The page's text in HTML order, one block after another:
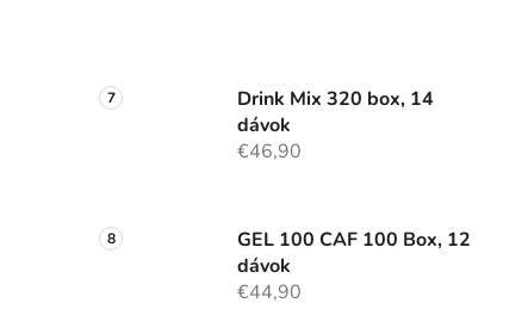
Drink Mix 320 box, 14
dávok
€46,90
GEL 100 CAF 100 Box, 12
dávok
€44,90